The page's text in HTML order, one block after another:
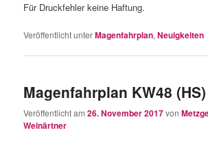
Für Druckfehler keine Haftung.
Veröffentlicht unterMagenfahrplan,Neuigkeiten
Magenfahrplan KW48 (HS)
Veröffentlicht am26. November 2017von
Weinärtner